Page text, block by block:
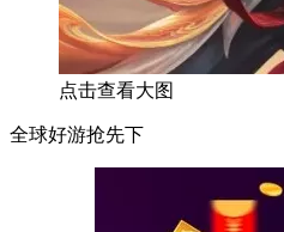
点击查看大图
全球好游抢先下